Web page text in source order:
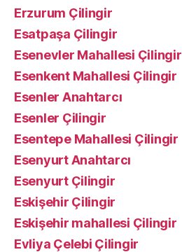
Erzurum Çilingir
Esatpaşa Çilingir
Esenevler Mahallesi Çilingir
Esenkent Mahallesi Çilingir
Esenler Anahtarcı
Esenler Çilingir
Esentepe Mahallesi Çilingir
Esenyurt Anahtarcı
Esenyurt Çilingir
Eskişehir Çilingir
Eskişehir mahallesi Çilingir
Evliya Çelebi Çilingir